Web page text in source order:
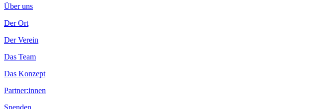
Über uns
Der Ort
Der Verein
Das Team
Das Konzept
Partner:innen
Spenden